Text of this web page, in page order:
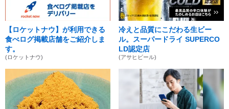
【ロケットナウ】が利用できる
食べログ掲載店舗をご紹介しま
す。
(ロケットナウ)
冷えと品質にこだわる生ビー
ル。スーパードライ SUPERCO
LD認定店
(アサヒビール)